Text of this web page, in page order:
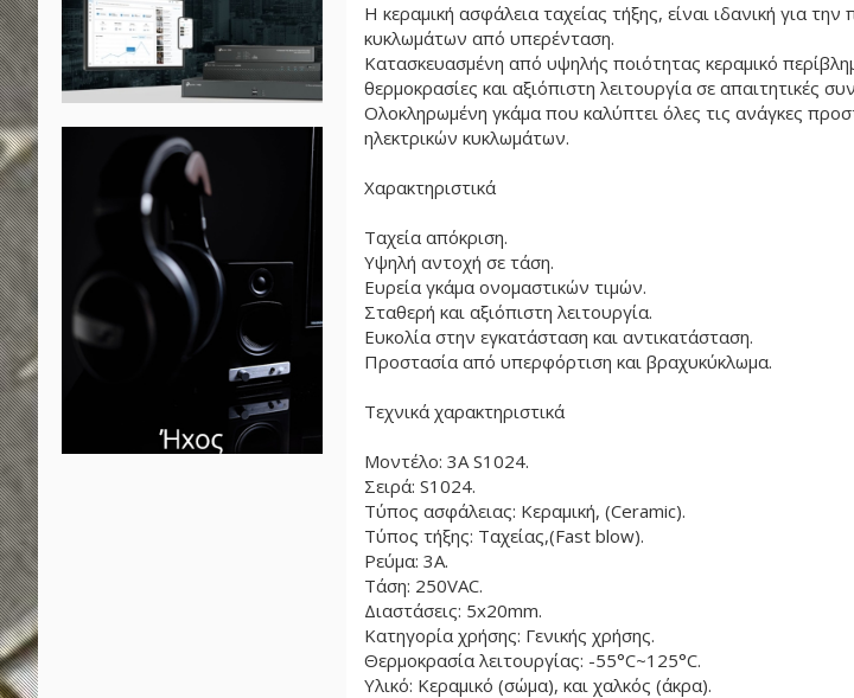
Η κεραμική ασφάλεια ταχείας τήξης, είναι ιδανική για
κυκλωμάτων από υπερένταση.
Κατασκευασμένη από υψηλής ποιότητας κεραμικό
θερμοκρασίες και αξιόπιστη λειτουργία σε απαιτητικές
Ολοκληρωμένη γκάμα που καλύπτει όλες τις ανάγκες
ηλεκτρικών κυκλωμάτων.
Χαρακτηριστικά
Ταχεία απόκριση.
Υψηλή αντοχή σε τάση.
Ευρεία γκάμα ονομαστικών τιμών.
Σταθερή και αξιόπιστη λειτουργία.
Ευκολία στην εγκατάσταση και αντικατάσταση.
Προστασία από υπερφόρτιση και βραχυκύκλωμα.
Τεχνικά χαρακτηριστικά
Μοντέλο: 3A S1024.
Σειρά: S1024.
Τύπος ασφάλειας: Κεραμική, (Ceramic).
Τύπος τήξης: Ταχείας,(Fast blow).
Ρεύμα: 3Α.
Τάση: 250VAC.
Διαστάσεις: 5x20mm.
Κατηγορία χρήσης: Γενικής χρήσης.
Θερμοκρασία λειτουργίας: -55°C~125°C.
Υλικό: Κεραμικό (σώμα), και χαλκός (άκρα).